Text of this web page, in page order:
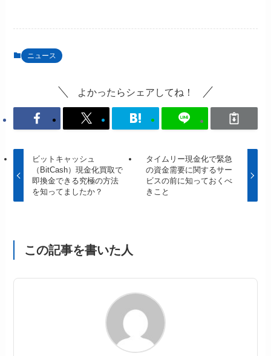
ニュース
よかったらシェアしてね！
ビットキャッシュ
（BitCash）現金化買取で
即換金できる究極の方法
を知ってましたか？
タイムリー現金化で緊急
の資金需要に関するサー
ビスの前に知っておくべ
きこと
この記事を書いた人